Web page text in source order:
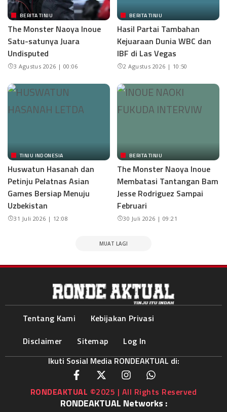
BERITA TINJU
The Monster Naoya Inoue
Satu-satunya Juara
Undisputed
3 Agustus 2026 | 00:06
BERITA TINJU
Hasil Partai Tambahan
Kejuaraan Dunia WBC dan
IBF di Las Vegas
2 Agustus 2026 | 10:50
TINJU INDONESIA
Huswatun Hasanah dan
Petinju Pelatnas Asian
Games Bersiap Menuju
Uzbekistan
31 Juli 2026 | 12:08
BERITA TINJU
The Monster Naoya Inoue
Membatasi Tantangan Bam
Jesse Rodriguez Sampai
Februari
30 Juli 2026 | 09:21
MUAT LAGI
Tentang Kami
Kebijakan Privasi
Disclaimer
Sitemap
Log In
Ikuti Sosial Media RONDEAKTUAL di:
RONDEAKTUAL ©2025 | All Rights Reserved
RONDEAKTUAL Networks :